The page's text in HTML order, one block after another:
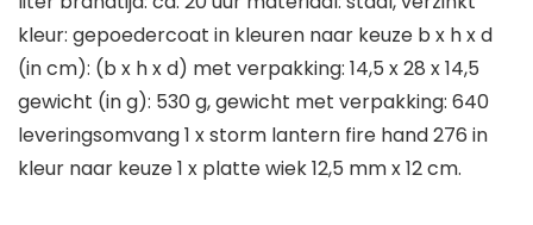
kleur: gepoedercoat in kleuren naar keuze b x h x d
(in cm): (b x h x d) met verpakking: 14,5 x 28 x 14,5
gewicht (in g): 530 g, gewicht met verpakking: 640
leveringsomvang 1 x storm lantern fire hand 276 in
kleur naar keuze 1 x platte wiek 12,5 mm x 12 cm.